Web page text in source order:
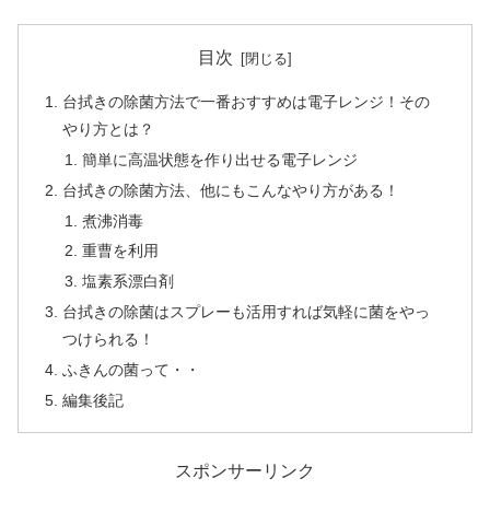
目次
台拭きの除菌方法で一番おすすめは電子レンジ！その
やり方とは？
簡単に高温状態を作り出せる電子レンジ
台拭きの除菌方法、他にもこんなやり方がある！
煮沸消毒
重曹を利用
塩素系漂白剤
台拭きの除菌はスプレーも活用すれば気軽に菌をやっ
つけられる！
ふきんの菌って・・
編集後記
スポンサーリンク